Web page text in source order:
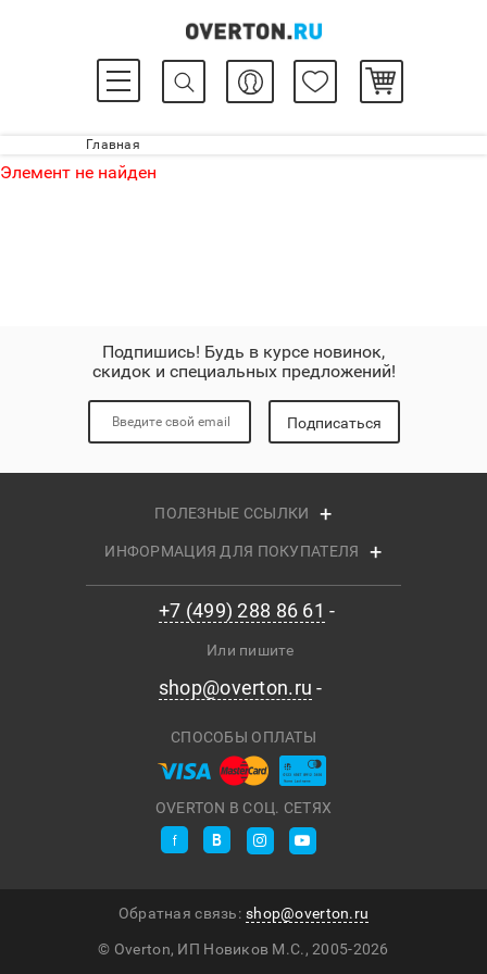
Главная
Элемент не найден
Подпишись! Будь в курсе новинок,
скидок и специальных предложений!
Подписаться
ПОЛЕЗНЫЕ ССЫЛКИ
ИНФОРМАЦИЯ ДЛЯ ПОКУПАТЕЛЯ
+7 (499) 288 86 61
Или пишите
shop@overton.ru
OVERTON В СОЦ. СЕТЯХ
СПОСОБЫ ОПЛАТЫ
© Overton, ИП Новиков М.С., 2005-2026
Обратная связь: shop@overton.ru